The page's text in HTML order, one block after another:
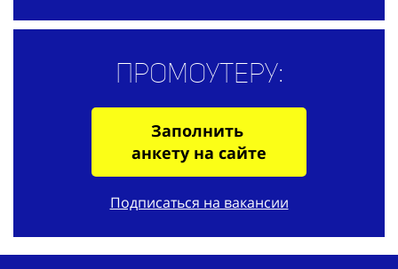
Промоутеру:
Заполнить
анкету на сайте
Подписаться на вакансии